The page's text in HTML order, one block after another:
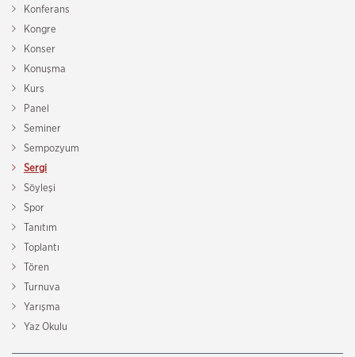
Konferans
Kongre
Konser
Konuşma
Kurs
Panel
Seminer
Sempozyum
Sergi
Söyleşi
Spor
Tanıtım
Toplantı
Tören
Turnuva
Yarışma
Yaz Okulu